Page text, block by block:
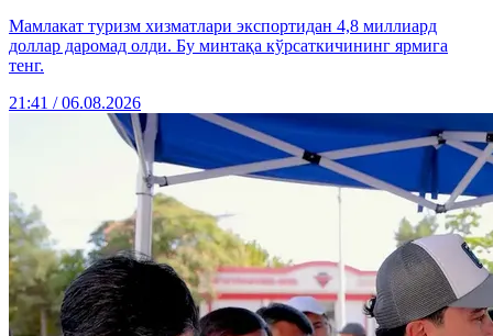
Мамлакат туризм хизматлари экспортидан 4,8 миллиард
доллар даромад олди. Бу минтақа кўрсаткичининг ярмига
тенг.
21:41 / 06.08.2026